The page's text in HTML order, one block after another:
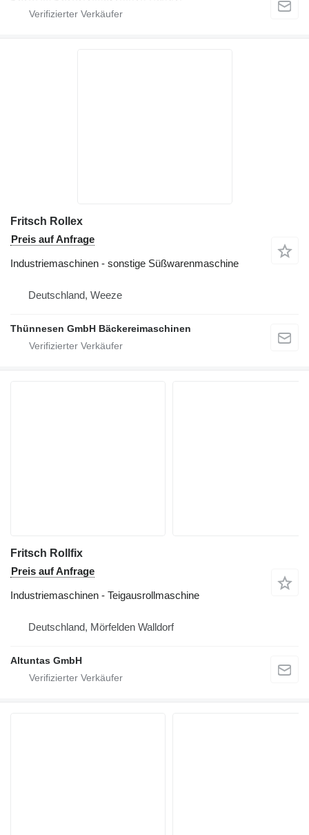
Fritsch Rollex
Preis auf Anfrage
Industriemaschinen - sonstige Süßwarenmaschine
Deutschland, Weeze
Thünnesen GmbH Bäckereimaschinen
Fritsch Rollfix
Preis auf Anfrage
Industriemaschinen - Teigausrollmaschine
Deutschland, Mörfelden Walldorf
Altuntas GmbH